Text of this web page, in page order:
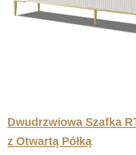
Dwudrzwiowa Szafka
z Otwartą Półką